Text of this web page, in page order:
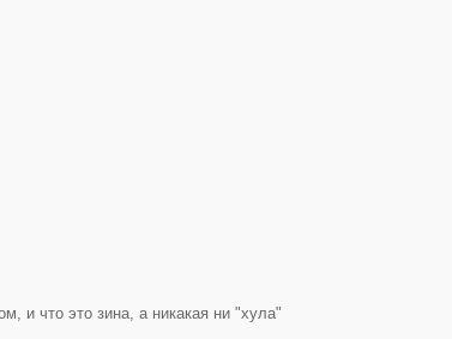
и что это зина, а никакая ни "хула"